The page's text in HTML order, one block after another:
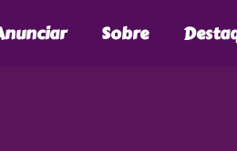
Sobre